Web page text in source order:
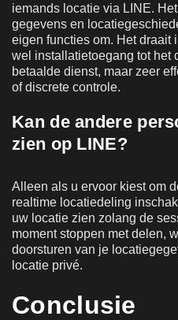
iemands locatie via LINE.
gegevens en
eigen functies om. Het draait
wel installatietoegang tot het
betaalde dienst, maar zeer
of discrete controle.
Kan de andere
zien op LINE?
Alleen als u ervoor kiest om
realtime locatiedeling
uw locatie zien zolang de
moment stoppen met delen,
doorsturen van je
locatie privé.
Conclusie